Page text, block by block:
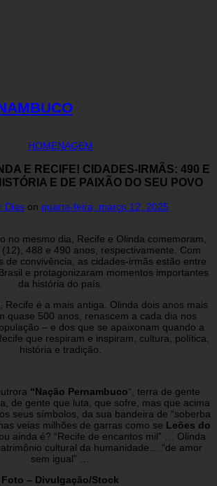
HOMENAGEM
E RECIFE! CIDADES-IRMÃS: 490 E
E DE PAIXÃO DO SEU POVO
Dias on quarta-feira, março 12, 2025
no mesmo dia, Recife e Olinda comemoram,
488 e 490 anos, respectivamente. Com
de convivência, as cidades-irmãs estão entre
e protagonizaram momentos importantes
da história do país.
Recife é a mais antiga. Olinda dois anos mais
quase 500 anos, renascem a cada dia nos
– e dos que se apaixonam quando a
que respiram e inspiram, cultura, política,
história e tradição.
“Nação Pernambuco“, terra de gente
de gente que luta, que sofre, mas que acima
seus símbolos, da sua bandeira de “soberba
veias milhões de garras como se Leões do
ainda é? “Recife de encantos mil” … Olinda
cultural da humanidade… “de amor
sem igual” …
Foto – Divulgação/Stock